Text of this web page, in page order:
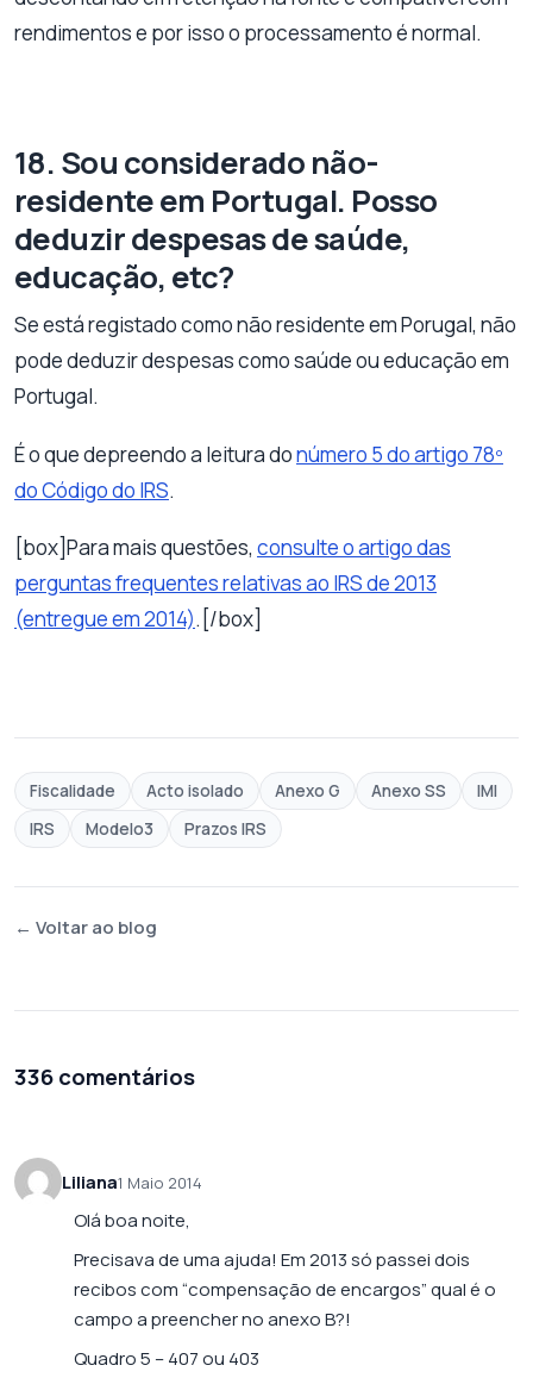
rendimentos e por isso o processamento é normal.
18. Sou considerado não-
residente em Portugal. Posso
deduzir despesas de saúde,
educação, etc?
Se está registado como não residente em Porugal, não
pode deduzir despesas como saúde ou educação em
Portugal.
É o que depreendo a leitura donúmero 5 do artigo 78º
do Código do IRS.
[box]Para mais questões, consulte o artigo das
perguntas frequentes relativas ao IRS de 2013
(entregue em 2014).[/box]
Fiscalidade Acto isolado Anexo G Anexo SS
IMI
IRS
Modelo3 Prazos IRS
← Voltar ao blog
336 comentários
Liliana1 Maio 2014
Olá boa noite,
Precisava de uma ajuda! Em 2013 só passei dois
recibos com “compensação de encargos” qual é o
campo a preencher no anexo B?!
Quadro 5 – 407 ou 403